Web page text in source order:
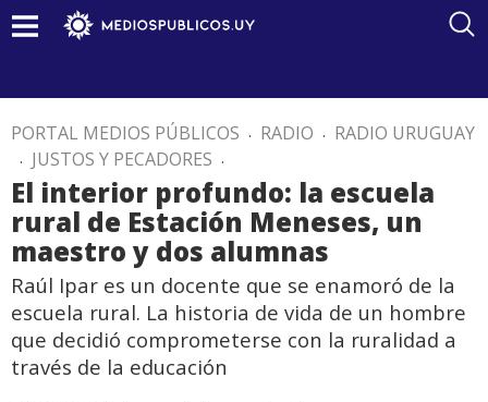
PORTAL MEDIOS PÚBLICOS . RADIO . RADIO URUGUAY
. JUSTOS Y PECADORES .
El interior profundo: la escuela
rural de Estación Meneses, un
maestro y dos alumnas
Raúl Ipar es un docente que se enamoró de la
escuela rural. La historia de vida de un hombre
que decidió comprometerse con la ruralidad a
través de la educación